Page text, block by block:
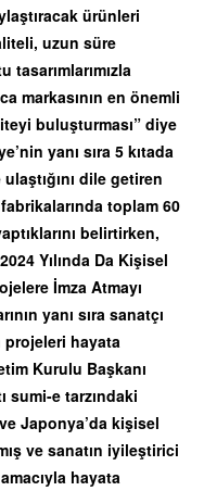
ürünleri
uzun süre
markasının en önemli
buluşturması” diye
yanı sıra 5 kıtada
dile getiren
toplam 60
belirtirken,
Yılında Da Kişisel
İmza Atmayı
yanı sıra sanatçı
hayata
Kurulu Başkanı
sumi-e tarzındaki
Japonya’da kişisel
ve sanatın iyileştirici
hayata